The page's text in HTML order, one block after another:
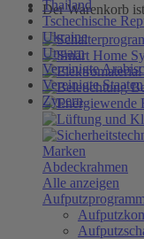
Thailand
Tschechische
Ukraine
Ungarn
Vereinigte
Vereinigte
Zypern
Der Warenkorb
Marken
Abdeckrahmen
Alle anzeigen